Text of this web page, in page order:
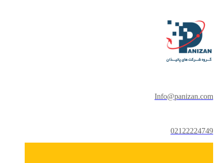
Info@panizan.com
02122224749